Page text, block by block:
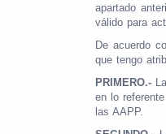
apartado
válido para
De acuerdo
que tengo
PRIMERO.-
en lo
las AAPP.